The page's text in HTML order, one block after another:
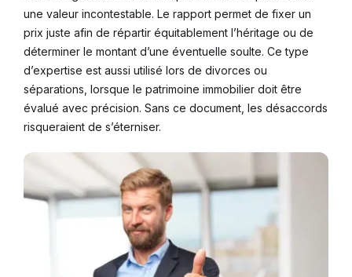
une valeur incontestable. Le rapport permet de fixer un
prix juste afin de répartir équitablement l’héritage ou de
déterminer le montant d’une éventuelle soulte. Ce type
d’expertise est aussi utilisé lors de divorces ou
séparations, lorsque le patrimoine immobilier doit être
évalué avec précision. Sans ce document, les désaccords
risqueraient de s’éterniser.